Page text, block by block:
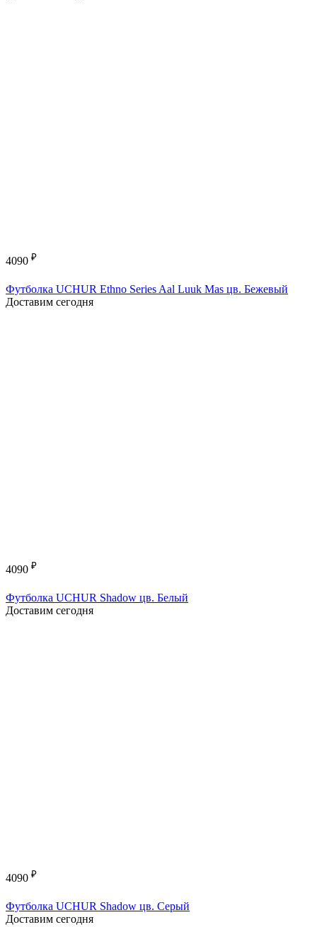
4090 ₽
Футболка UCHUR Ethno Series Aal Luuk Mas цв. Бежевый
Доставим сегодня
4090 ₽
Футболка UCHUR Shadow цв. Белый
Доставим сегодня
4090 ₽
Футболка UCHUR Shadow цв. Серый
Доставим сегодня